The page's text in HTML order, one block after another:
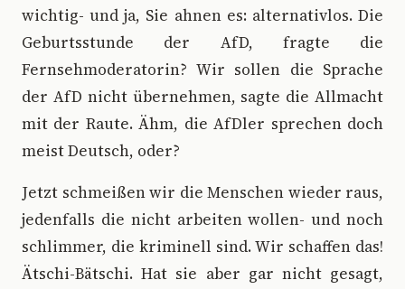
wichtig- und ja, Sie ahnen es: alternativlos. Die
Geburtsstunde der AfD, fragte die
Fernsehmoderatorin? Wir sollen die Sprache
der AfD nicht übernehmen, sagte die Allmacht
mit der Raute. Ähm, die AfDler sprechen doch
meist Deutsch, oder?
Jetzt schmeißen wir die Menschen wieder raus,
jedenfalls die nicht arbeiten wollen- und noch
schlimmer, die kriminell sind. Wir schaffen das!
Ätschi-Bätschi. Hat sie aber gar nicht gesagt,